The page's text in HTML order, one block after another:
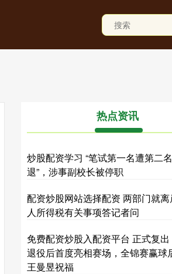
热点资讯
炒股配资学习 “笔试第一名遭第二
退”，涉事副校长被停职
配资炒股网站选择配资 两部门就
人所得税有关事项答记者问
免费配资炒股入配资平台 正式复
退役后首度亮相赛场，全锦赛赢球
王曼昱祝福